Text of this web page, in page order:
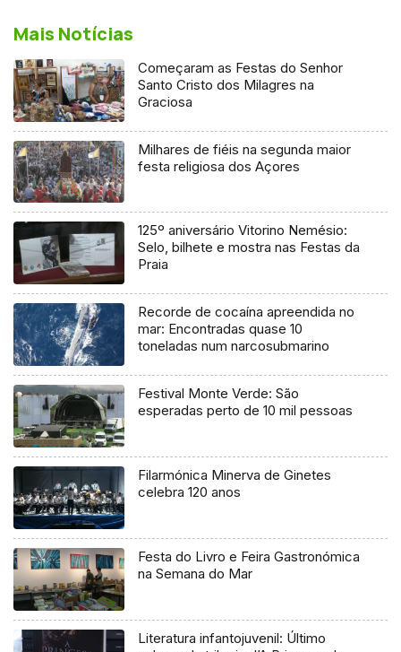
Mais Notícias
Começaram as Festas do Senhor
Santo Cristo dos Milagres na
Graciosa
Milhares de fiéis na segunda maior
festa religiosa dos Açores
125º aniversário Vitorino Nemésio:
Selo, bilhete e mostra nas Festas da
Praia
Recorde de cocaína apreendida no
mar: Encontradas quase 10
toneladas num narcosubmarino
Festival Monte Verde: São
esperadas perto de 10 mil pessoas
Filarmónica Minerva de Ginetes
celebra 120 anos
Festa do Livro e Feira Gastronómica
na Semana do Mar
Literatura infantojuvenil: Último